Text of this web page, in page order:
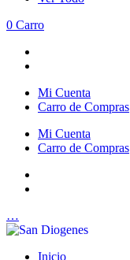
0 Carro
Mi Cuenta
Carro de Compras
Mi Cuenta
Carro de Compras
…
Inicio